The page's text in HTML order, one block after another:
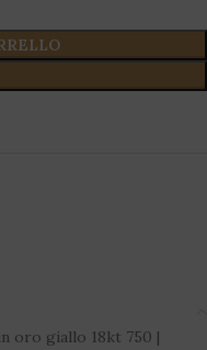
oro giallo 18kt 750 |